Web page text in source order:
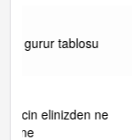
qaasvalt
döke
dükkanları su
kemer
gelin EREĞLİ